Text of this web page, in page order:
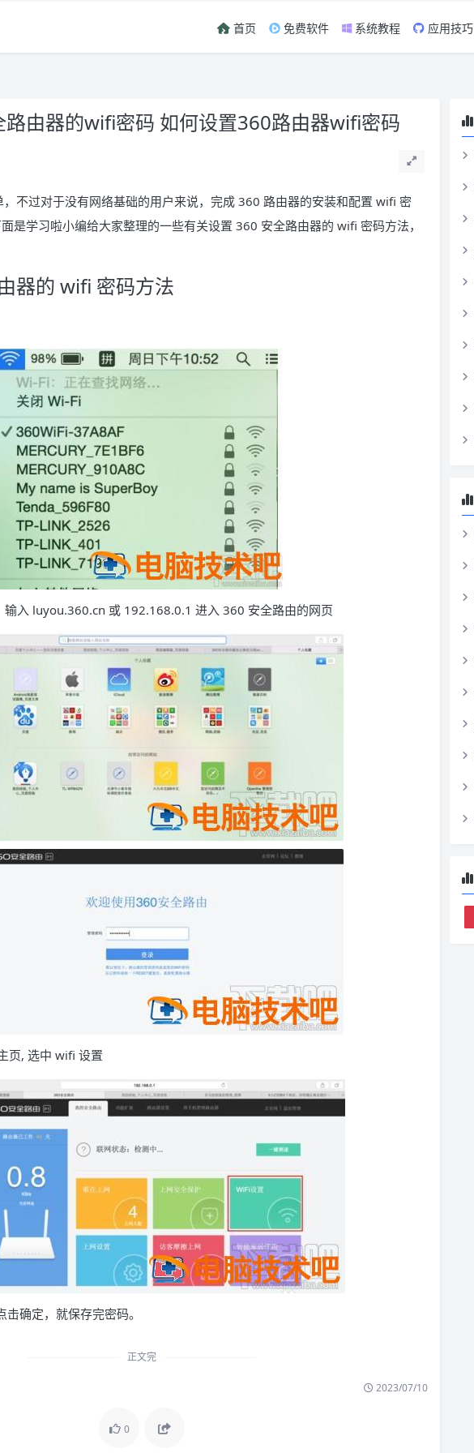
首页 免费软件 系统教程 应用技巧
由器的wifi密码 如何设置360路由器wifi密码
不过对于没有网络基础的用户来说，完成 360 路由器的安装和配置 wifi 密
是学习啦小编给大家整理的一些有关设置 360 安全路由器的 wifi 密码方法，
器的 wifi 密码方法
输入 luyou.360.cn 或 192.168.0.1 进入 360 安全路由的网页
页, 选中 wifi 设置
确定，就保存完密码。
正文完
2023/07/10
0